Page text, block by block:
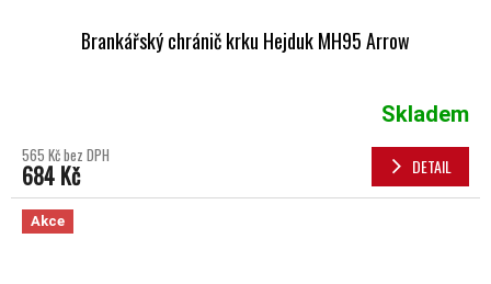
Brankářský chránič krku Hejduk MH95 Arrow
Skladem
565 Kč bez DPH
684 Kč DETAIL
Akce